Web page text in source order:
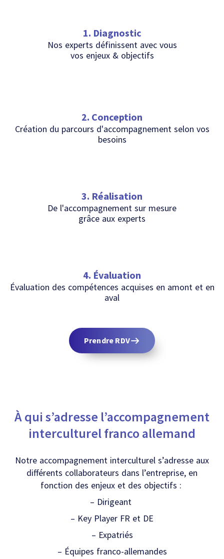
1. Diagnostic
Nos experts définissent avec vous
vos enjeux & objectifs
2. Conception
Création du parcours d'accompagnement selon vos
besoins
3. Réalisation
De l'accompagnement sur mesure
grâce aux experts
4. Évaluation
Évaluation des compétences acquises en amont et en
aval
Prendre RDV
À qui s’adresse l’accompagnement
interculturel franco allemand
Notre accompagnement interculturel s’adresse aux
différents collaborateurs dans l’entreprise, en
fonction des enjeux et des objectifs :
– Dirigeant
– Key Player FR et DE
– Expatriés
– Équipes franco-allemandes